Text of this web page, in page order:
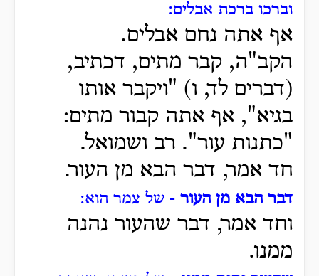
וברכו ברכת אבלים:
אף אתה נחם אבלים.
הקב"ה, קבר מתים, דכתיב,
(דברים לד, ו) "ויקבר אותו
בגיא", אף אתה קבור מתים:
"כתנות עור". רב ושמואל.
חד אמר, דבר הבא מן העור.
דבר הבא מן העור - של צמר הוא:
וחד אמר, דבר שהעור נהנה
ממנו.